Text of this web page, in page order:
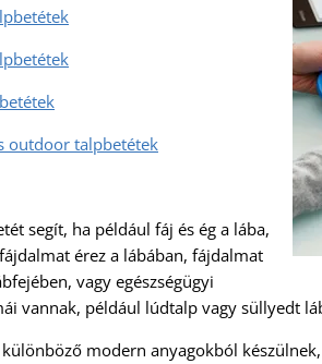
outdoor talpbetétek
segít, ha például fáj és ég a lába,
érez a lábában, fájdalmat
vagy egészségügyi
vannak, például lúdtalp vagy süllyedt
modern anyagokból